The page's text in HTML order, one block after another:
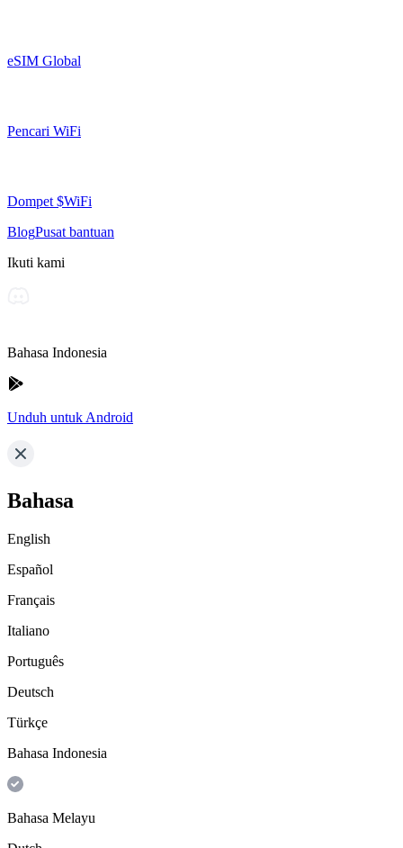
eSIM Global
Pencari WiFi
Dompet $WiFi
BlogPusat bantuan
Ikuti kami
Bahasa Indonesia
Unduh untuk Android
Bahasa
English
Español
Français
Italiano
Português
Deutsch
Türkçe
Bahasa Indonesia
Bahasa Melayu